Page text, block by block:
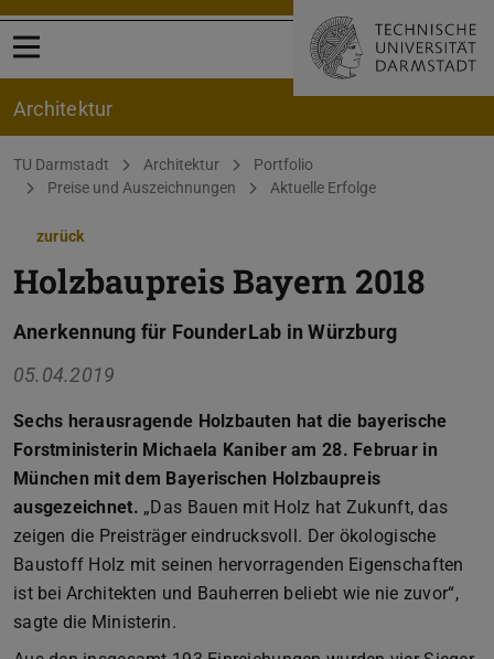
Menü öffnen
Architektur
Sie befinden sich hier:
TU Darmstadt Architektur
Portfolio
Preise und Auszeichnungen
Aktuelle Erfolge
zurück
Holzbaupreis Bayern 2018
Anerkennung für FounderLab in Würzburg
05.04.2019
Sechs herausragende Holzbauten hat die bayerische
Forstministerin Michaela Kaniber am 28. Februar in
München mit dem Bayerischen Holzbaupreis
ausgezeichnet. „Das Bauen mit Holz hat Zukunft, das
zeigen die Preisträger eindrucksvoll. Der ökologische
Baustoff Holz mit seinen hervorragenden Eigenschaften
ist bei Architekten und Bauherren beliebt wie nie zuvor“,
sagte die Ministerin.